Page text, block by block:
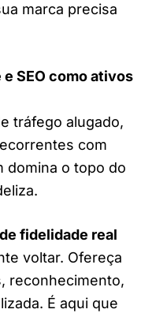
marca precisa
SEO como ativos
tráfego alugado,
com
domina o topo do
fidelidade real
voltar. Ofereça
reconhecimento,
É aqui que